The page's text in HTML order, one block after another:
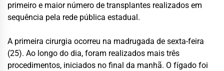
primeiro e maior número de transplantes realizados em
sequência pela rede pública estadual.
A primeira cirurgia ocorreu na madrugada de sexta-feira
(25). Ao longo do dia, foram realizados mais três
procedimentos, iniciados no final da manhã. O fígado foi